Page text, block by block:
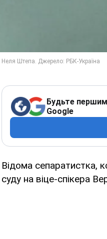
Будьте
Google
Відома сепаратистка,
суду на віце-спікера